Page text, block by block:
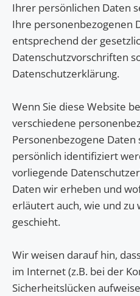
Ihrer persönlichen Daten
Ihre personenbezogenen
entsprechend der
Datenschutzvorschriften
Datenschutzerklärung.
Wenn Sie diese Website
verschiedene
Personenbezogene
persönlich identifiziert
vorliegende
Daten wir erheben und
erläutert auch, wie und zu
geschieht.
Wir weisen darauf hin,
im Internet (z.B. bei der
Sicherheitslücken